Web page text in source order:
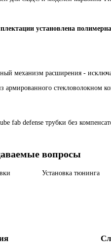
установлена
механизм расширения -
армированного стекловолокном
fab defense трубки без
вопросы
Установка тюнинга